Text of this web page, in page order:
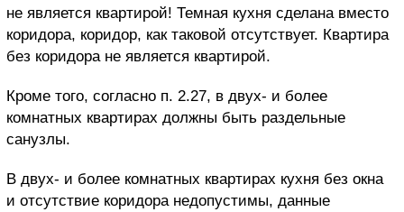
не является квартирой! Темная кухня сделана вместо
коридора, коридор, как таковой отсутствует. Квартира
без коридора не является квартирой.
Кроме того, согласно п. 2.27, в двух- и более
комнатных квартирах должны быть раздельные
санузлы.
В двух- и более комнатных квартирах кухня без окна
и отсутствие коридора недопустимы, данные